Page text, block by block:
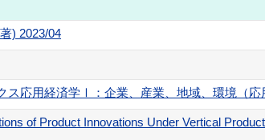
) 2023/04
ス応用経済学Ⅰ：企業、産業、地域、環境（応
of Product Innovations Under Vertical